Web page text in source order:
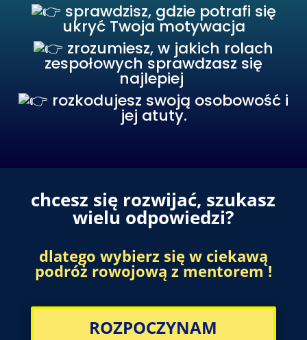
sprawdzisz, gdzie potrafi się
ukryć Twoja motywacja
zrozumiesz, w jakich rolach
zespołowych sprawdzasz się
najlepiej
rozkodujesz swoją osobowość i
jej atuty.
chcesz się rozwijać, szukasz
wielu odpowiedzi?
dlatego wybierz się w ciekawą
podróż rowojową z mentorem !
ROZPOCZYNAM